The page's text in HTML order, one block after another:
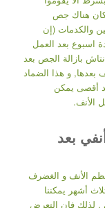
كان هناك جص
والكدمات (إن
اسبوع بعد العمل
بازالة الجص بعد
بعدها, و هذا الضماد
أقصى يمكن
الأنف.
بعد
الأنف و الغضرف
أشهر يمكننا
, لذلك فإن التعرض